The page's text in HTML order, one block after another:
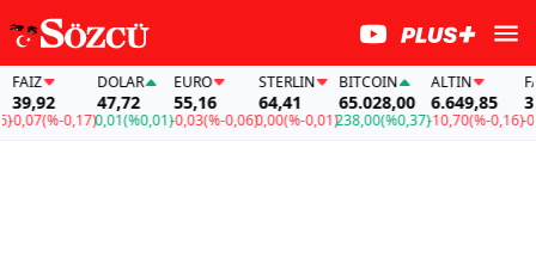
(%-0,17)
DOLAR
47,72
0,01(%0,01)
EURO
55,16
-0,03(%-0,06)
STERLIN
64,41
0,00(%-0,01)
BITCOIN
65.028,00
238,00(%0,37)
ALTIN
6.649,85
-10,70(%-0,16)
FAİZ
-0,07